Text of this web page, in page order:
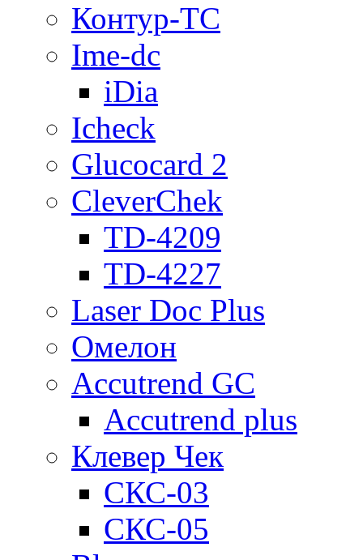
Контур-ТС
Ime-dc
iDia
Icheck
Glucocard 2
CleverChek
TD-4209
TD-4227
Laser Doc Plus
Омелон
Accutrend GC
Accutrend plus
Клевер Чек
СКС-03
СКС-05